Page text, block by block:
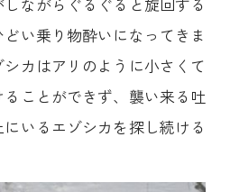
い乗り物酔いになってきま
カはアリのように小さくて
ことができず、襲い来る吐
いるエゾシカを探し続ける